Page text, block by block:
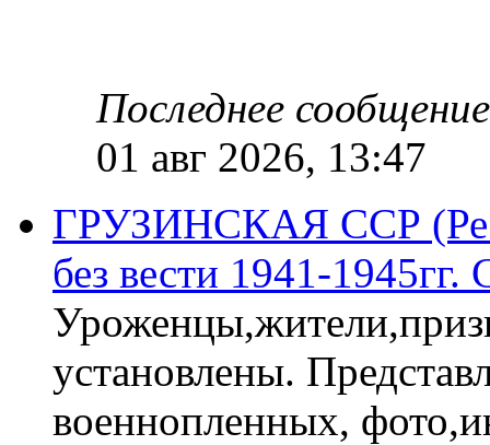
Последнее сообщение
01 авг 2026, 13:47
ГРУЗИНСКАЯ ССР
без вести 1941-
установлены.
военнопленных,